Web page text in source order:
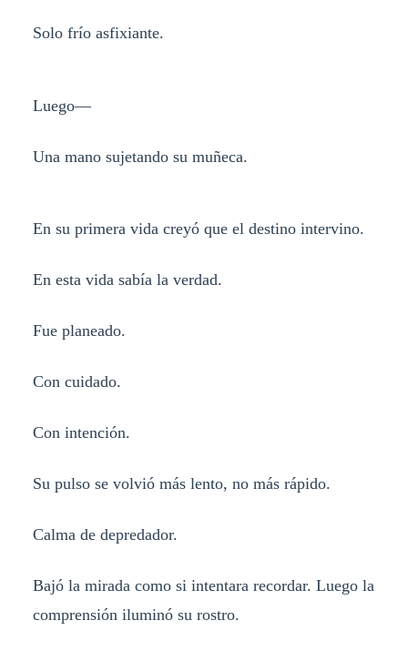
Solo frío asfixiante.
Luego—
Una mano sujetando su muñeca.
En su primera vida creyó que el destino intervino.
En esta vida sabía la verdad.
Fue planeado.
Con cuidado.
Con intención.
Su pulso se volvió más lento, no más rápido.
Calma de depredador.
Bajó la mirada como si intentara recordar. Luego la
comprensión iluminó su rostro.